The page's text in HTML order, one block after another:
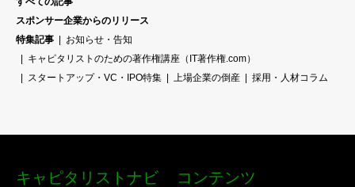
スポンサー企業からのリリース
特集記事
お知らせ・告知
キャピタリストのための著作権講座（IT著作権.com）
スタートアップ・VC・IPO特集
上場企業の倒産 採用・人材コラム
キャピタリストナビ
コンテンツ